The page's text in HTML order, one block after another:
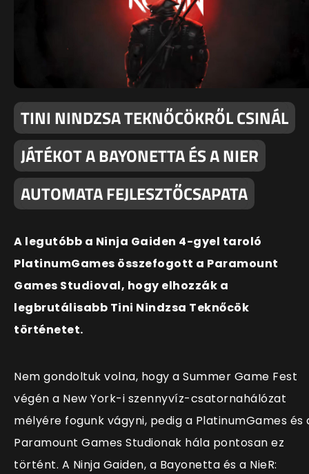
TINI NINDZSA TEKNŐCÖKRŐL CSINÁL
JÁTÉKOT A BAYONETTA ÉS A NIER
AUTOMATA FEJLESZTŐCSAPATA
A legutóbb a Ninja Gaiden 4-gyel taroló
PlatinumGames összefogott a Paramount
Games Studioval, hogy elhozzák a
legbrutálisabb Tini Nindzsa Teknőcök
történetet.
Nem gondoltuk volna, hogy a Summer Game Fest
végén a New York-i szennyvíz-csatornahálózat
mélyére fogunk vágyni, pedig a PlatinumGames és
Paramount Games Studionak hála pontosan ez
történt. A Ninja Gaiden, a Bayonetta és a NieR: